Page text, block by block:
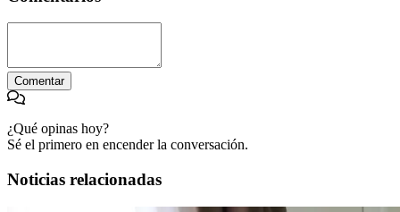
Comentar
¿Qué opinas hoy?
Sé el primero en encender la conversación.
Noticias relacionadas